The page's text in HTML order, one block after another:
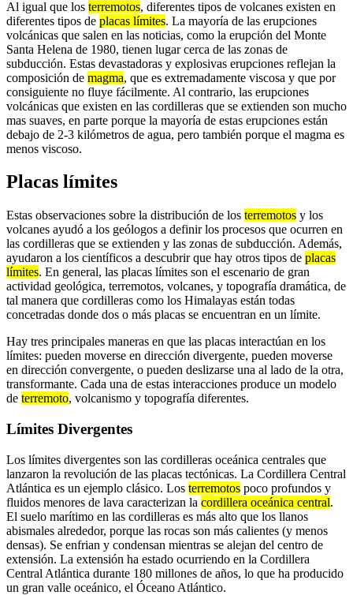
Al igual que los terremotos, diferentes tipos de volcanes existen en
diferentes tipos de placas límites. La mayoría de las erupciones
volcánicas que salen en las noticias, como la erupción del Monte
Santa Helena de 1980, tienen lugar cerca de las zonas de
subducción. Estas devastadoras y explosivas erupciones reflejan la
composición de magma, que es extremadamente viscosa y que por
consiguiente no fluye fácilmente. Al contrario, las erupciones
volcánicas que existen en las cordilleras que se extienden son mucho
mas suaves, en parte porque la mayoría de estas erupciones están
debajo de 2-3 kilómetros de agua, pero también porque el magma es
menos viscoso.
Placas límites
Estas observaciones sobre la distribución de los terremotos y los
volcanes ayudó a los geólogos a definir los procesos que ocurren en
las cordilleras que se extienden y las zonas de subducción. Además,
ayudaron a los científicos a descubrir que hay otros tipos de placas
límites. En general, las placas límites son el escenario de gran
actividad geológica, terremotos, volcanes, y topografía dramática, de
tal manera que cordilleras como los Himalayas están todas
concetradas donde dos o más placas se encuentran en un límite.
Hay tres principales maneras en que las placas interactúan en los
límites: pueden moverse en dirección divergente, pueden moverse
en dirección convergente, o pueden deslizarse una al lado de la otra,
transformante. Cada una de estas interacciones produce un modelo
de terremoto, volcanismo y topografía diferentes.
Límites Divergentes
Los límites divergentes son las cordilleras oceánica centrales que
lanzaron la revolución de las placas tectónicas. La Cordillera Central
Atlántica es un ejemplo clásico. Los terremotos poco profundos y
fluidos menores de lava caracterizan la cordillera oceánica central.
El suelo marítimo en las cordilleras es más alto que los llanos
abismales alrededor, porque las rocas son más calientes (y menos
densas). Se enfrian y condensan mientras se alejan del centro de
extensión. La extensión ha estado ocurriendo en la Cordillera
Central Atlántica durante 180 millones de años, lo que ha producido
un gran valle oceánico, el Óceano Atlántico.